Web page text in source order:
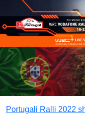
Portugali Ralli 2022